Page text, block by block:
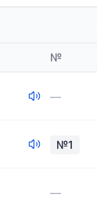
№
—
№1
—